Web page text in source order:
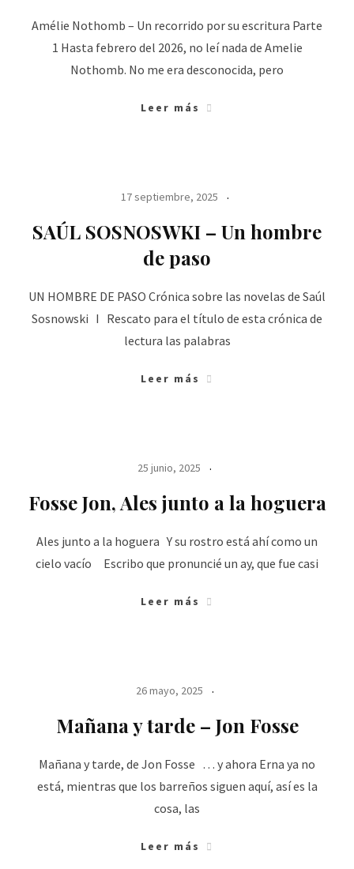
Amélie Nothomb – Un recorrido por su escritura Parte
1 Hasta febrero del 2026, no leí nada de Amelie
Nothomb. No me era desconocida, pero
Leer más
17 septiembre, 2025
SAÚL SOSNOSWKI – Un hombre
de paso
UN HOMBRE DE PASO Crónica sobre las novelas de Saúl
Sosnowski I Rescato para el título de esta crónica de
lectura las palabras
Leer más
25 junio, 2025
Fosse Jon, Ales junto a la hoguera
Ales junto a la hoguera Y su rostro está ahí como un
cielo vacío Escribo que pronuncié un ay, que fue casi
Leer más
26 mayo, 2025
Mañana y tarde – Jon Fosse
Mañana y tarde, de Jon Fosse … y ahora Erna ya no
está, mientras que los barreños siguen aquí, así es la
cosa, las
Leer más